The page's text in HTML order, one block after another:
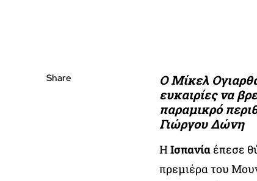
Share
Ο Μίκελ
ευκαιρίες να
παραμικρό
Γιώργου Δώνη
ΗΙσπανία έπεσε
πρεμιέρα του